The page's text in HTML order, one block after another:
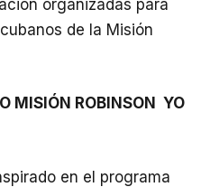
organizadas para
de la Misión
MISIÓN ROBINSON YO
en el programa